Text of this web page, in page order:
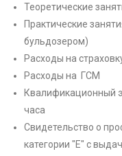
Теоретические
Практические
бульдозером)
Расходы на
Расходы на ГСМ
Квалификационный
часа
Свидетельство о
категории "E" с